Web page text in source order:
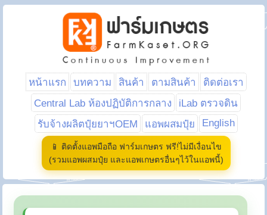
หน้าแรก บทความ สินค้า ตามสินค้า
ติดต่อเรา
Central Lab ห้องปฏิบัติการกลาง
iLab ตรวจดิน
รับจ้างผลิตปุ๋ยยาฯOEM
แอพผสมปุ๋ย English
📱 ติดตั้งแอพมือถือ ฟาร์มเกษตร ฟรี!ไม่มีเงื่อนไข
(รวมแอพผสมปุ๋ย และแอพเกษตรอื่นๆไว้ในแอพนี้)